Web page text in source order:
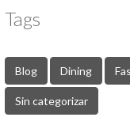
Tags
Blog Dining
Sin categorizar